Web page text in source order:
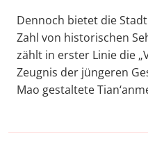
Dennoch bietet die
Zahl von historischen
zählt in erster Linie die
Zeugnis der jüngeren
Mao gestaltete